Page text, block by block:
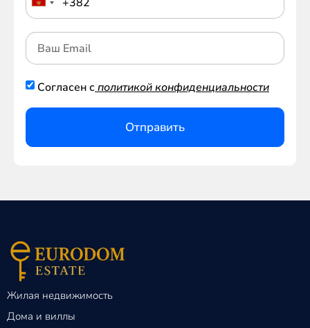
Согласен с политикой конфиденциальности
Отправить
Жилая недвижимость
Дома и виллы